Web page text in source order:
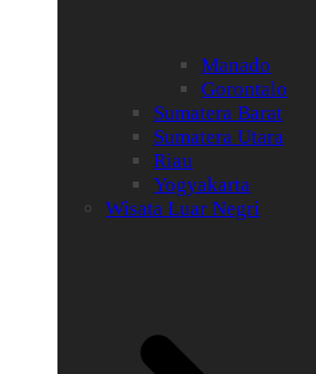
Manado
Gorontalo
Sumatera Barat
Sumatera Utara
Riau
Yogyakarta
Wisata Luar Negri